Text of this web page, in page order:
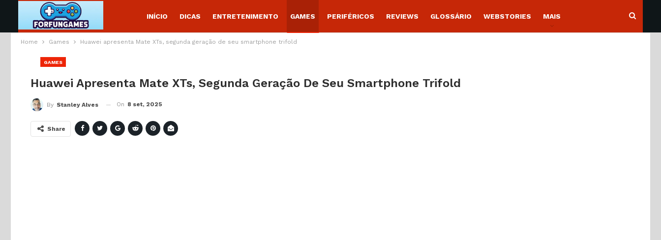
INÍCIO DICAS ENTRETENIMENTO GAMES PERIFÉRICOS REVIEWS GLOSSÁRIO WEBSTORIES MAIS
Home Games Huawei apresenta Mate XTs, segunda geração de seu smartphone trifold
GAMES
Huawei Apresenta Mate XTs, Segunda Geração De Seu Smartphone Trifold
By Stanley Alves On 8 set, 2025
Share